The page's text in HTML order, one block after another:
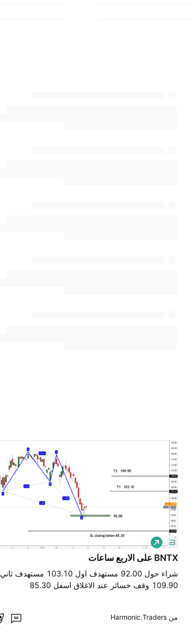
BNTX على الاربع ساعات
شراء حول 92.00 مستهدف اول 103.10 مستهدف ثاني
109.90 وقف خسائر عند الاغلاق اسفل 85.30
ش
ر
ا
من ‎Harmonic.Traders‎